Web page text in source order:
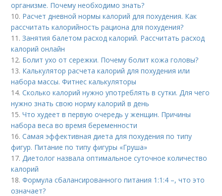
организме. Почему необходимо знать?
10. Расчет дневной нормы калорий для похудения. Как
рассчитать калорийность рациона для похудения?
11.Занятия балетом расход калорий. Рассчитать расход
калорий онлайн
12. Болит ухо от сережки. Почему болит кожа головы?
13. Калькулятор расчета калорий для похудения или
набора массы. Фитнес калькуляторы
14.Сколько калорий нужно употреблять в сутки. Для чего
нужно знать свою норму калорий в день
15.Что худеет в первую очередь у женщин. Причины
набора веса во время беременности
16.Самая эффективная диета для похудения по типу
фигур. Питание по типу фигуры «Груша»
17.Диетолог назвала оптимальное суточное количество
калорий
18.Формула сбалансированного питания 1:1:4 –, что это
означает?